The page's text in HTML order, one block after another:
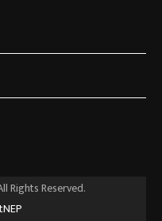
Rights Reserved.